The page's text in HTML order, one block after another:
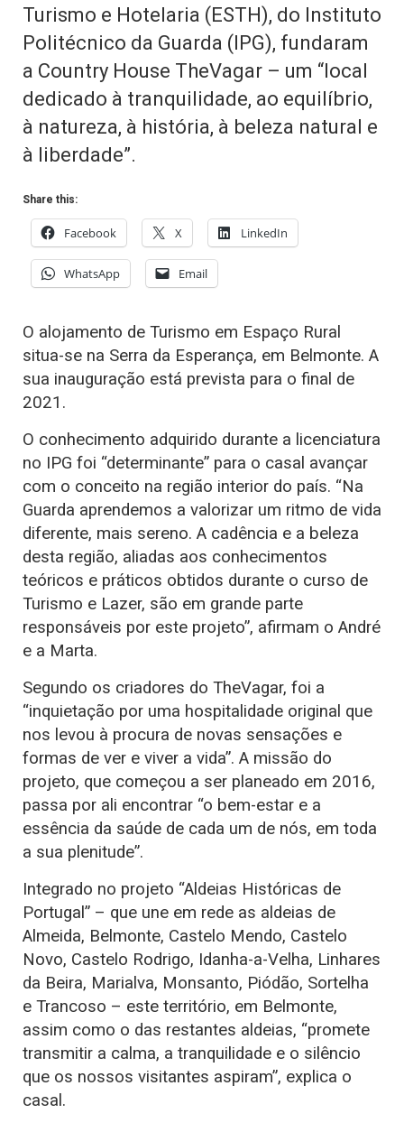
Turismo e Hotelaria (ESTH), do Instituto
Politécnico da Guarda (IPG), fundaram
a Country House TheVagar – um “local
dedicado à tranquilidade, ao equilíbrio,
à natureza, à história, à beleza natural e
à liberdade”.
Share this:
Facebook X LinkedIn
WhatsApp Email
O alojamento de Turismo em Espaço Rural
situa-se na Serra da Esperança, em Belmonte. A
sua inauguração está prevista para o final de
2021.
O conhecimento adquirido durante a licenciatura
no IPG foi “determinante” para o casal avançar
com o conceito na região interior do país. “Na
Guarda aprendemos a valorizar um ritmo de vida
diferente, mais sereno. A cadência e a beleza
desta região, aliadas aos conhecimentos
teóricos e práticos obtidos durante o curso de
Turismo e Lazer, são em grande parte
responsáveis por este projeto”, afirmam o André
e a Marta.
Segundo os criadores do TheVagar, foi a
“inquietação por uma hospitalidade original que
nos levou à procura de novas sensações e
formas de ver e viver a vida”. A missão do
projeto, que começou a ser planeado em 2016,
passa por ali encontrar “o bem-estar e a
essência da saúde de cada um de nós, em toda
a sua plenitude”.
Integrado no projeto “Aldeias Históricas de
Portugal” – que une em rede as aldeias de
Almeida, Belmonte, Castelo Mendo, Castelo
Novo, Castelo Rodrigo, Idanha-a-Velha, Linhares
da Beira, Marialva, Monsanto, Piódão, Sortelha
e Trancoso – este território, em Belmonte,
assim como o das restantes aldeias, “promete
transmitir a calma, a tranquilidade e o silêncio
que os nossos visitantes aspiram”, explica o
casal.